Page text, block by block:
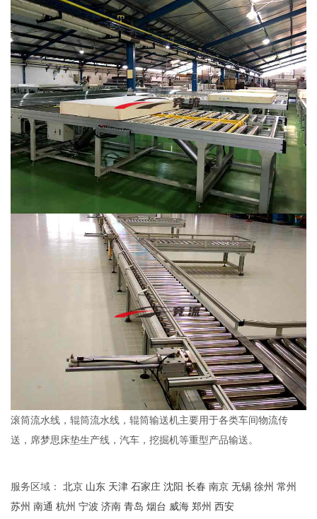
滚筒流水线，辊筒流水线，辊筒输送机主要用于各类车间物流传
送，席梦思床垫生产线，汽车，挖掘机等重型产品输送。
服务区域：北京 山东 天津 石家庄 沈阳 长春 南京 无锡 徐州 常州
苏州 南通 杭州 宁波 济南 青岛 烟台 威海 郑州 西安